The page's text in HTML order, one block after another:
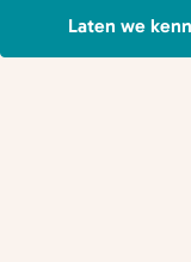
Laten we